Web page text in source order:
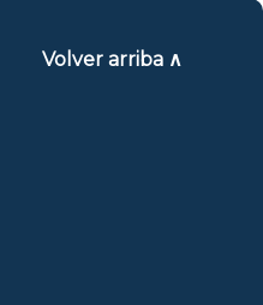
Volver arriba ∧